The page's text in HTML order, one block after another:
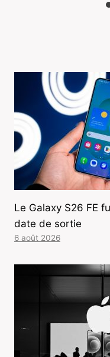
Le Galaxy S26 FE
date de sortie
6 août 2026